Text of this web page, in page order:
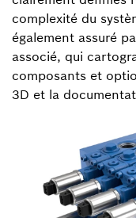
complexité du
également assuré
associé, qui
composants et
3D et la